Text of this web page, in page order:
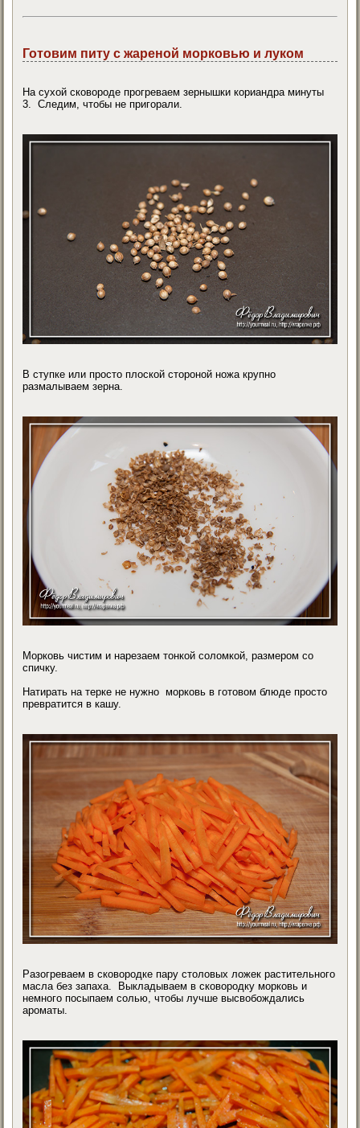
Готовим питу с жареной морковью и луком
На сухой сковороде прогреваем зернышки кориандра минуты
3. Следим, чтобы не пригорали.
В ступке или просто плоской стороной ножа крупно
размалываем зерна.
Морковь чистим и нарезаем тонкой соломкой, размером со
спичку.
Натирать на терке не нужно морковь в готовом блюде просто
превратится в кашу.
Разогреваем в сковородке пару столовых ложек растительного
масла без запаха. Выкладываем в сковородку морковь и
немного посыпаем солью, чтобы лучше высвобождались
ароматы.